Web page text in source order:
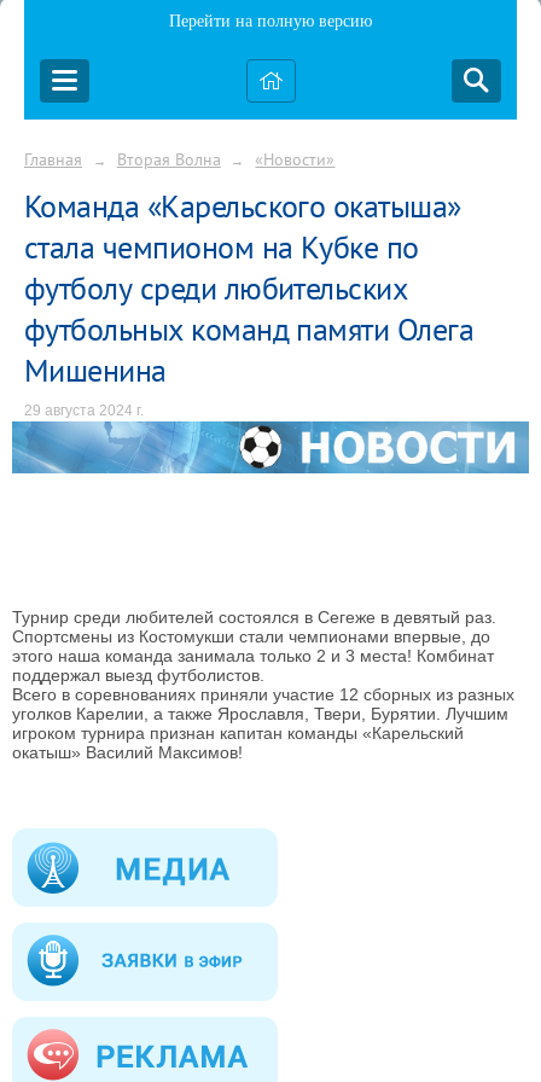
Перейти на полную версию
Главная → Вторая Волна → «Новости»
Команда «Карельского окатыша»
стала чемпионом на Кубке по
футболу среди любительских
футбольных команд памяти Олега
Мишенина
29 августа 2024 г.
Турнир среди любителей состоялся в Сегеже в девятый раз.
Спортсмены из Костомукши стали чемпионами впервые, до
этого наша команда занимала только 2 и 3 места! Комбинат
поддержал выезд футболистов.
Всего в соревнованиях приняли участие 12 сборных из разных
уголков Карелии, а также Ярославля, Твери, Бурятии. Лучшим
игроком турнира признан капитан команды «Карельский
окатыш» Василий Максимов!